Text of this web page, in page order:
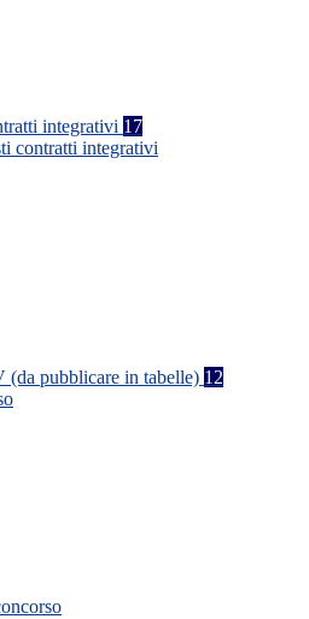
integrativi 17
contratti integrativi
(da pubblicare in tabelle) 12